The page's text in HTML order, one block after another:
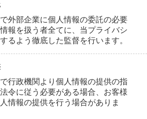
外部企業に個人情報の委託の必要
報を扱う者全てに、当プライバシ
るよう徹底した監督を行います。
行政機関より個人情報の提供の指
令に従う必要がある場合、お客様
情報の提供を行う場合がありま